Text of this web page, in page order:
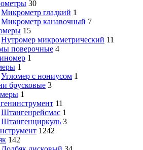
30
Микрометр гладкий 1
Микрометр канавочный 7
15
Нутромер микрометрический 11
поверочные 4
1
1
Угломер с нониусом 1
брусковые 3
1
11
Штангенрейсмас 1
Штангенциркуль 3
1242
142